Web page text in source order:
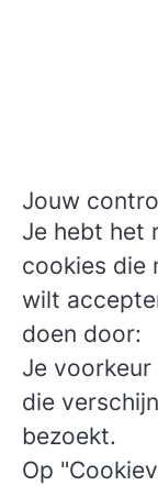
Jouw
Je hebt het
cookies die
wilt
doen door:
Je
die
bezoekt.
Op